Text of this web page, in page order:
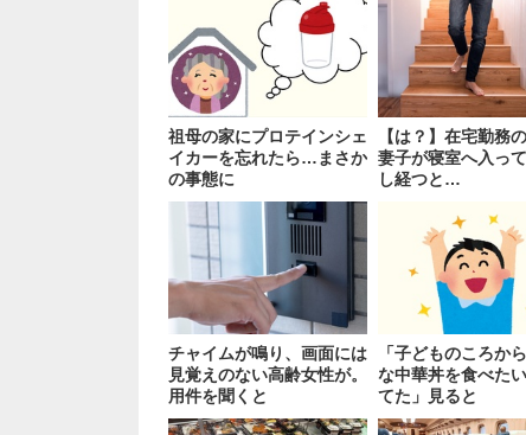
祖母の家にプロテインシェ
イカーを忘れたら…まさか
の事態に
【は？】在宅勤務
妻子が寝室へ入っ
し経つと…
チャイムが鳴り、画面には
見覚えのない高齢女性が。
用件を聞くと
「子どものころか
な中華丼を食べた
てた」見ると